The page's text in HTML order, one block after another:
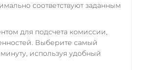
соответствуют заданным
для подсчета комиссии,
Выберите самый
используя удобный